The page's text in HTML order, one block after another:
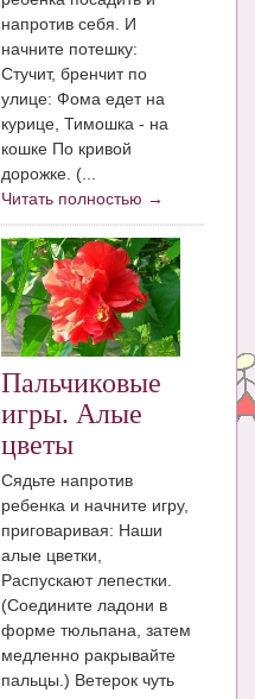
напротив себя. И
начните потешку:
Стучит, бренчит по
улице: Фома едет на
курице, Тимошка - на
кошке По кривой
дорожке. (...
Читать полностью →
Пальчиковые
игры. Алые
цветы
Сядьте напротив
ребенка и начните игру,
приговаривая: Наши
алые цветки,
Распускают лепестки.
(Соедините ладони в
форме тюльпана, затем
медленно ракрывайте
пальцы.) Ветерок чуть